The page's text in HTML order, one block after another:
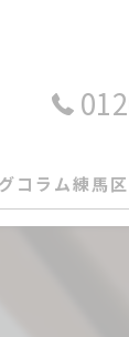
コラム練馬